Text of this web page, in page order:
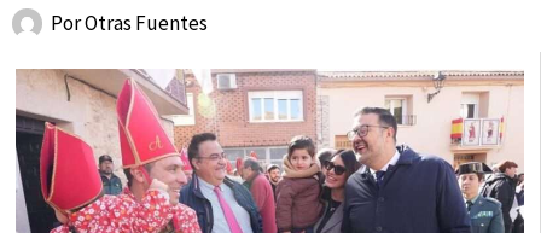
PorOtras Fuentes